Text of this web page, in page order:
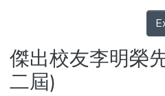
Statistics
傑出校友李明榮
二屆)